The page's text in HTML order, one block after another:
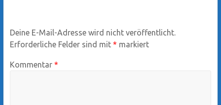
Deine E-Mail-Adresse wird nicht veröffentlicht.
Erforderliche Felder sind mit * markiert
Kommentar *